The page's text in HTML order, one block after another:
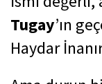
Tugay’ın
Haydar